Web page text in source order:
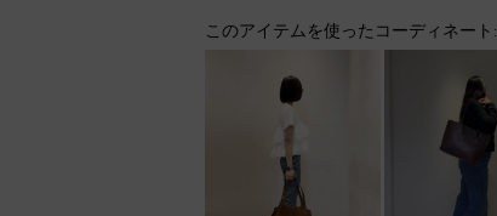
このアイテムを使ったコーディネート: